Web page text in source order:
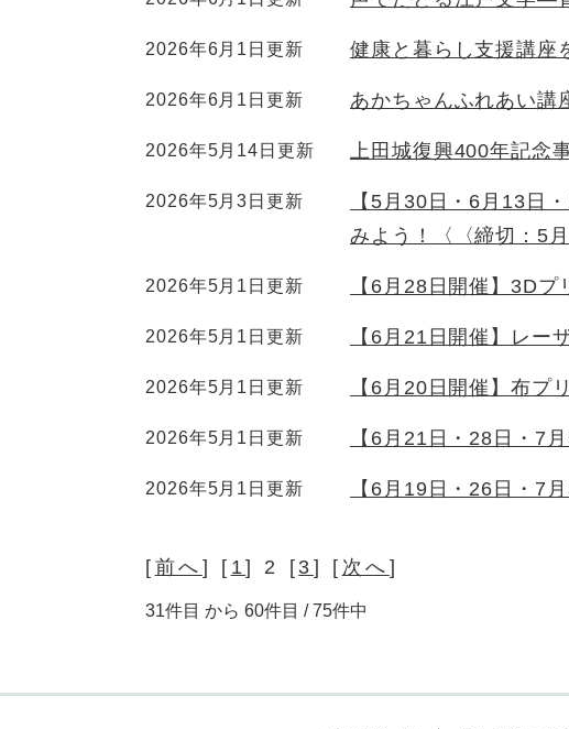
2026年6月1日更新 健康と暮らし支援講座
2026年6月1日更新 あかちゃんふれあい講
2026年5月14日更新 上田城復興400年記
2026年5月3日更新
【5月30日・6月13日
みよう！〈〈締切：5月
2026年5月1日更新 【6月28日開催】3D
2026年5月1日更新 【6月21日開催】レー
2026年5月1日更新 【6月20日開催】布プ
2026年5月1日更新 【6月21日・28日・7
2026年5月1日更新 【6月19日・26日・7
[ 前へ ] [ 1] 2 [ 3 ] [ 次へ ]
31件目 から 60件目 / 75件中